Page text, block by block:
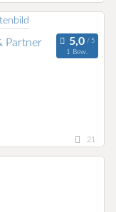
Partner
1 Bew.
21